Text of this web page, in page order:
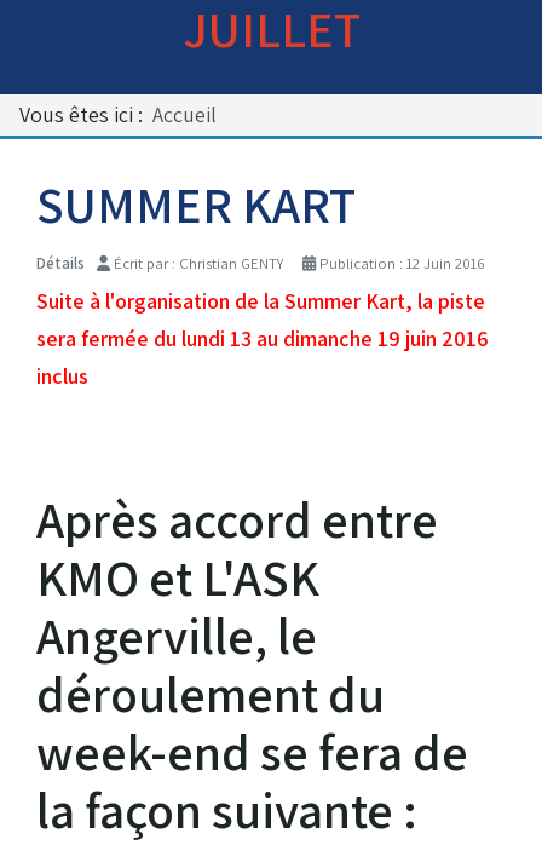
JUILLET
Vous êtes ici : Accueil
SUMMER KART
Détails Écrit par : Christian GENTY Publication : 12 Juin 2016
Suite à l'organisation de la Summer Kart, la piste
sera fermée du lundi 13 au dimanche 19 juin 2016
inclus
Après accord entre
KMO et L'ASK
Angerville, le
déroulement du
week-end se fera de
la façon suivante :
Les 50 ans du club
Vue aérienne
Accès au circuit
Chronos et Rapports
Droits de piste
Homologation circuit